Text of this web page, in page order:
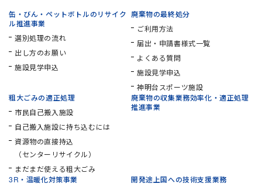
缶・びん・ペットボトルのリサイク
ル推進事業
選別処理の流れ
出し方のお願い
施設見学申込
廃棄物の最終処分
ご利用方法
届出・申請書様式一覧
よくある質問
施設見学申込
神明台スポーツ施設
粗大ごみの適正処理
市民自己搬入施設
自己搬入施設に持ち込むには
資源物の直接持込
（センターリサイクル）
まだまだ使える粗大ごみ
廃棄物の収集業務効率化・適正処理
推進事業
3R・温暖化対策事業 開発途上国への技術支援業務